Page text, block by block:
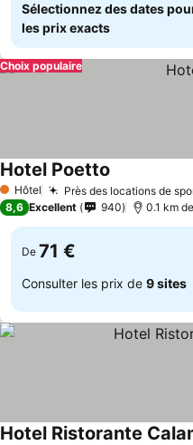
Sélectionnez des dates
les prix exacts
Choix populaire
1 Étoiles
Hôtel Près des locations de
Hotel Poetto
8,6 Excellent 940 0.1 km
De 71 €
Consulter les prix de 9 sites
Hotel Ristorante